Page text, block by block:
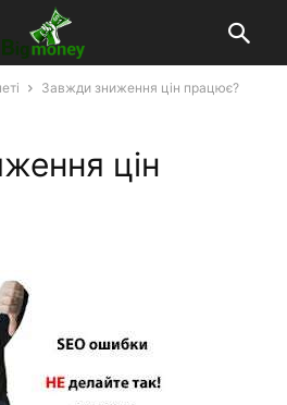
Завжди зниження цін працює?
цін